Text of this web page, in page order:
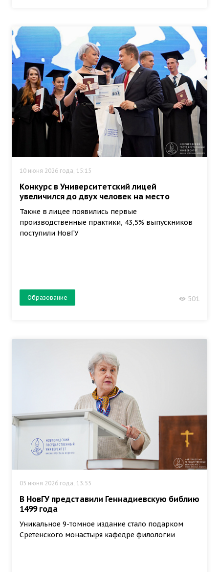
10 июня 2026 года, 15:15
Конкурс в Университетский лицей
увеличился до двух человек на место
Также в лицее появились первые
производственные практики, 43,5% выпускников
поступили НовГУ
Образование 501
05 июня 2026 года, 13:55
В НовГУ представили Геннадиевскую библию
1499 года
Уникальное 9-томное издание стало подарком
Сретенского монастыря кафедре филологии